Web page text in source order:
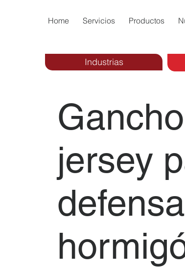
Home Servicios Productos
Industrias
jersey